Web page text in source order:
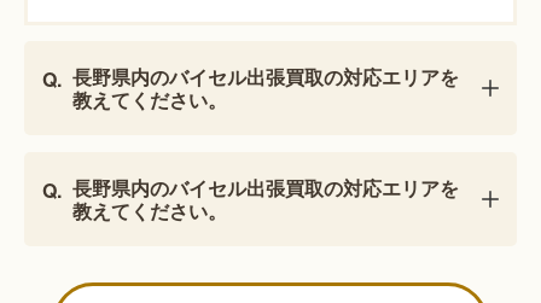
長野県内のバイセル出張買取の対応エリアを
教えてください。
長野県内のバイセル出張買取の対応エリアを
教えてください。